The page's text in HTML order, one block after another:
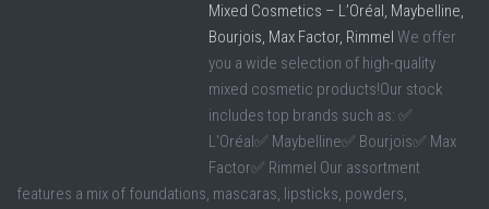
Mixed Cosmetics – L’Oréal, Maybelline,
Bourjois, Max Factor, Rimmel We offer
you a wide selection of high-quality
mixed cosmetic products!Our stock
includes top brands such as: ✅
L'Oréal✅ Maybelline✅ Bourjois✅ Max
Factor✅ Rimmel Our assortment
features a mix of foundations, mascaras, lipsticks, powders,